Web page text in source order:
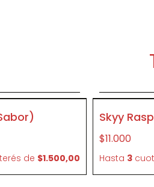
de $1.500,00
P268
Skyy
$11.000
Hasta 3